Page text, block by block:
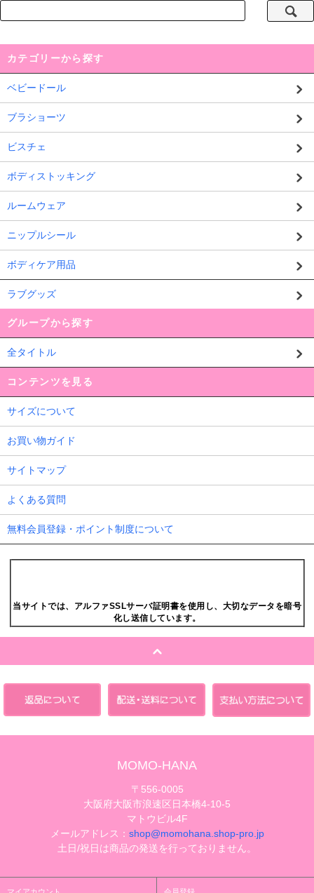
カテゴリーから探す
ベビードール
ブラショーツ
ビスチェ
ボディストッキング
ルームウェア
ニップルシール
ボディケア用品
ラブグッズ
グループから探す
全タイトル
コンテンツを見る
サイズについて
お買い物ガイド
サイトマップ
よくある質問
無料会員登録・ポイント制度について
当サイトでは、アルファSSLサーバ証明書を使用し、大切なデータを暗号
化し送信しています。
MOMO-HANA
〒556-0005
大阪府大阪市浪速区日本橋4-10-5
マトウビル4F
メールアドレス： shop@momohana.shop-pro.jp
土日/祝日は商品の発送を行っておりません。